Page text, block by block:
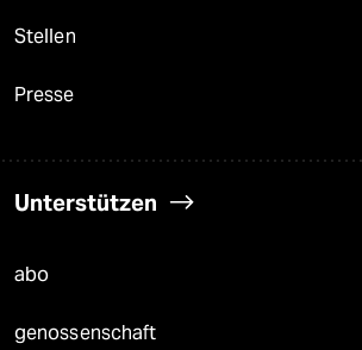
Stellen
Presse
Unterstützen
abo
genossenschaft